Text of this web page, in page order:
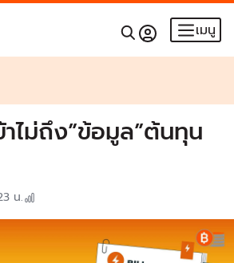
เมนู
ไม่ถึง”ข้อมูล”ต้นทุน
น.